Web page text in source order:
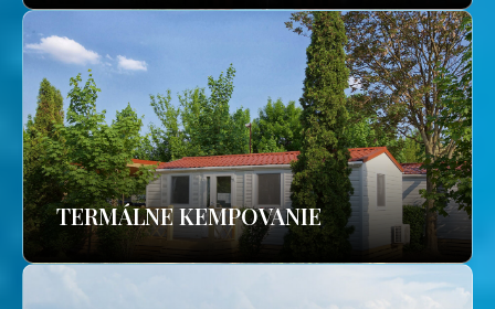
TERMÁLNE KEMPOVANIE